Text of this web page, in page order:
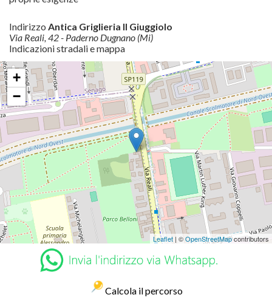
Indirizzo Antica Griglieria Il Giuggiolo
Via Reali, 42 - Paderno Dugnano (Mi)
Indicazioni stradali e mappa
+
−
Leaflet | ©OpenStreetMapcontributors
Calcola il percorso